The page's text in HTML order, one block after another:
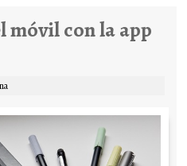
móvil con la app